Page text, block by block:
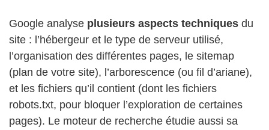
Google analyse plusieurs aspects techniques du
site : l’hébergeur et le type de serveur utilisé,
l’organisation des différentes pages, le sitemap
(plan de votre site), l’arborescence (ou fil d’ariane),
et les fichiers qu’il contient (dont les fichiers
robots.txt, pour bloquer l’exploration de certaines
pages). Le moteur de recherche étudie aussi sa